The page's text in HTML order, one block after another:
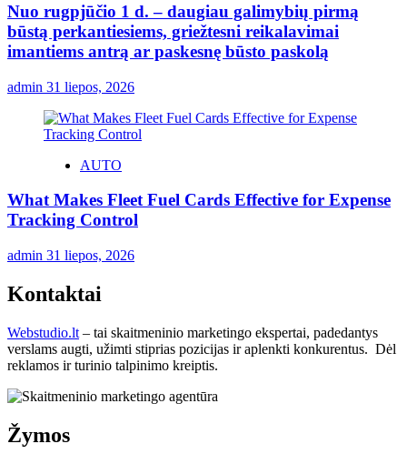
Nuo rugpjūčio 1 d. – daugiau galimybių pirmą
būstą perkantiesiems, griežtesni reikalavimai
imantiems antrą ar paskesnę būsto paskolą
admin 31 liepos, 2026
AUTO
What Makes Fleet Fuel Cards Effective for Expense
Tracking Control
admin 31 liepos, 2026
Kontaktai
Webstudio.lt – tai skaitmeninio marketingo ekspertai, padedantys
verslams augti, užimti stiprias pozicijas ir aplenkti konkurentus. Dėl
reklamos ir turinio talpinimo kreiptis.
Žymos